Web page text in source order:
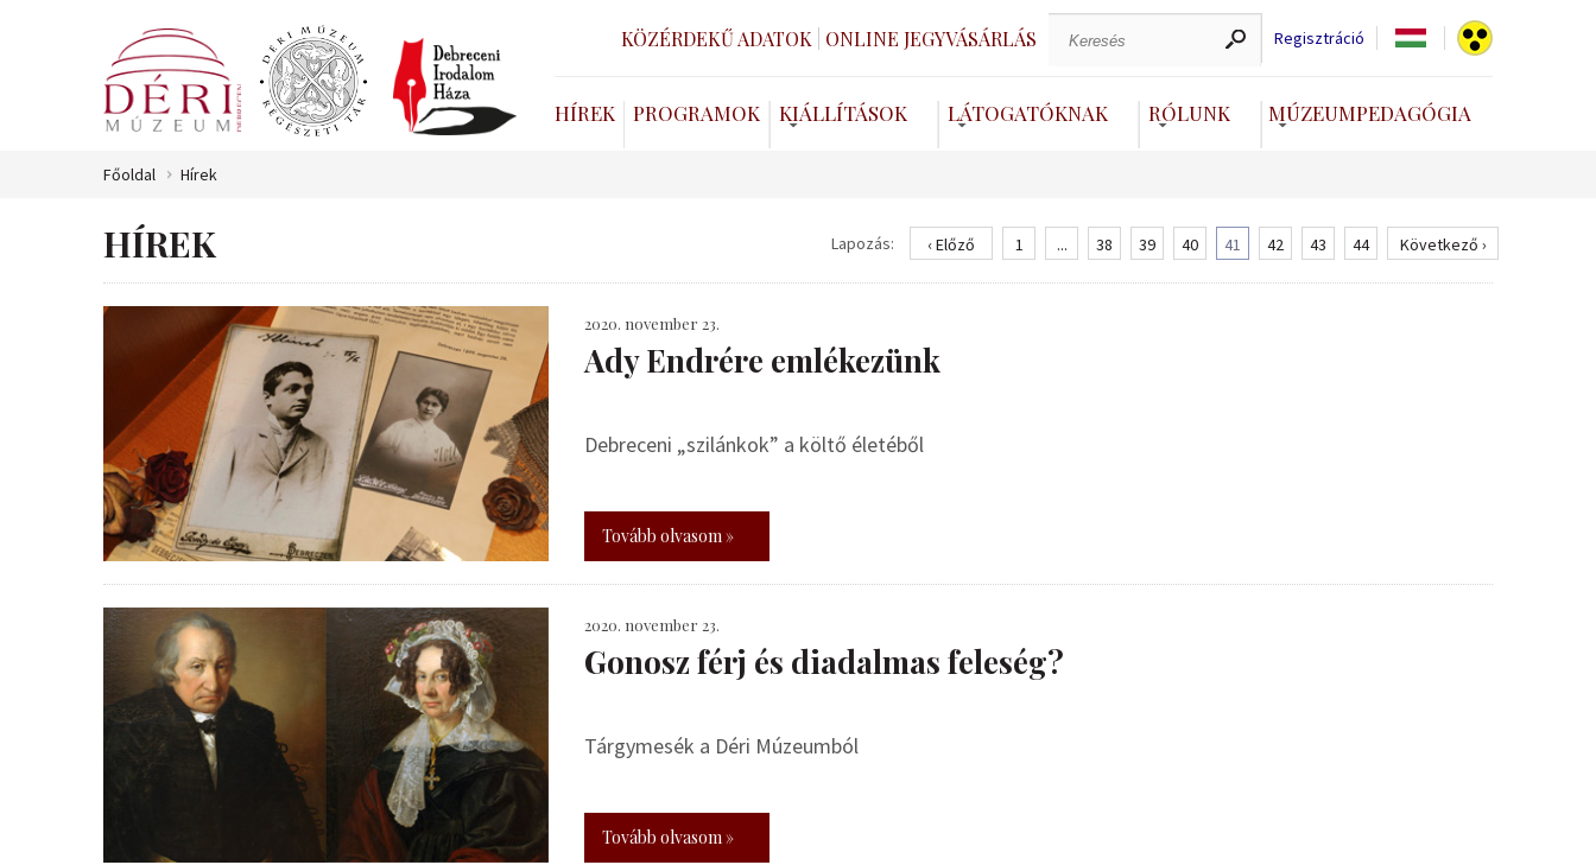
KÖZÉRDEKŰ ADATOK ONLINE JEGYVÁSÁRLÁS Regisztráció
HÍREK PROGRAMOK KIÁLLÍTÁSOK LÁTOGATÓKNAK RÓLUNK MÚZEUMPEDAGÓGIA
Főoldal Hírek
HÍREK Lapozás: ‹ Előző 1 ... 38 39 40 41 42 43 44 Következő ›
2020. november 23.
Ady Endrére emlékezünk
Debreceni „szilánkok” a költő életéből
Tovább olvasom »
2020. november 23.
Gonosz férj és diadalmas feleség?
Tárgymesék a Déri Múzeumból
Tovább olvasom »